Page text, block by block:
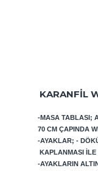
KARANFIL
-MASA TABLASI;
70 CM ÇAPINDA
-AYAKLAR; -
KAPLANMASI ILE
-AYAKLARIN